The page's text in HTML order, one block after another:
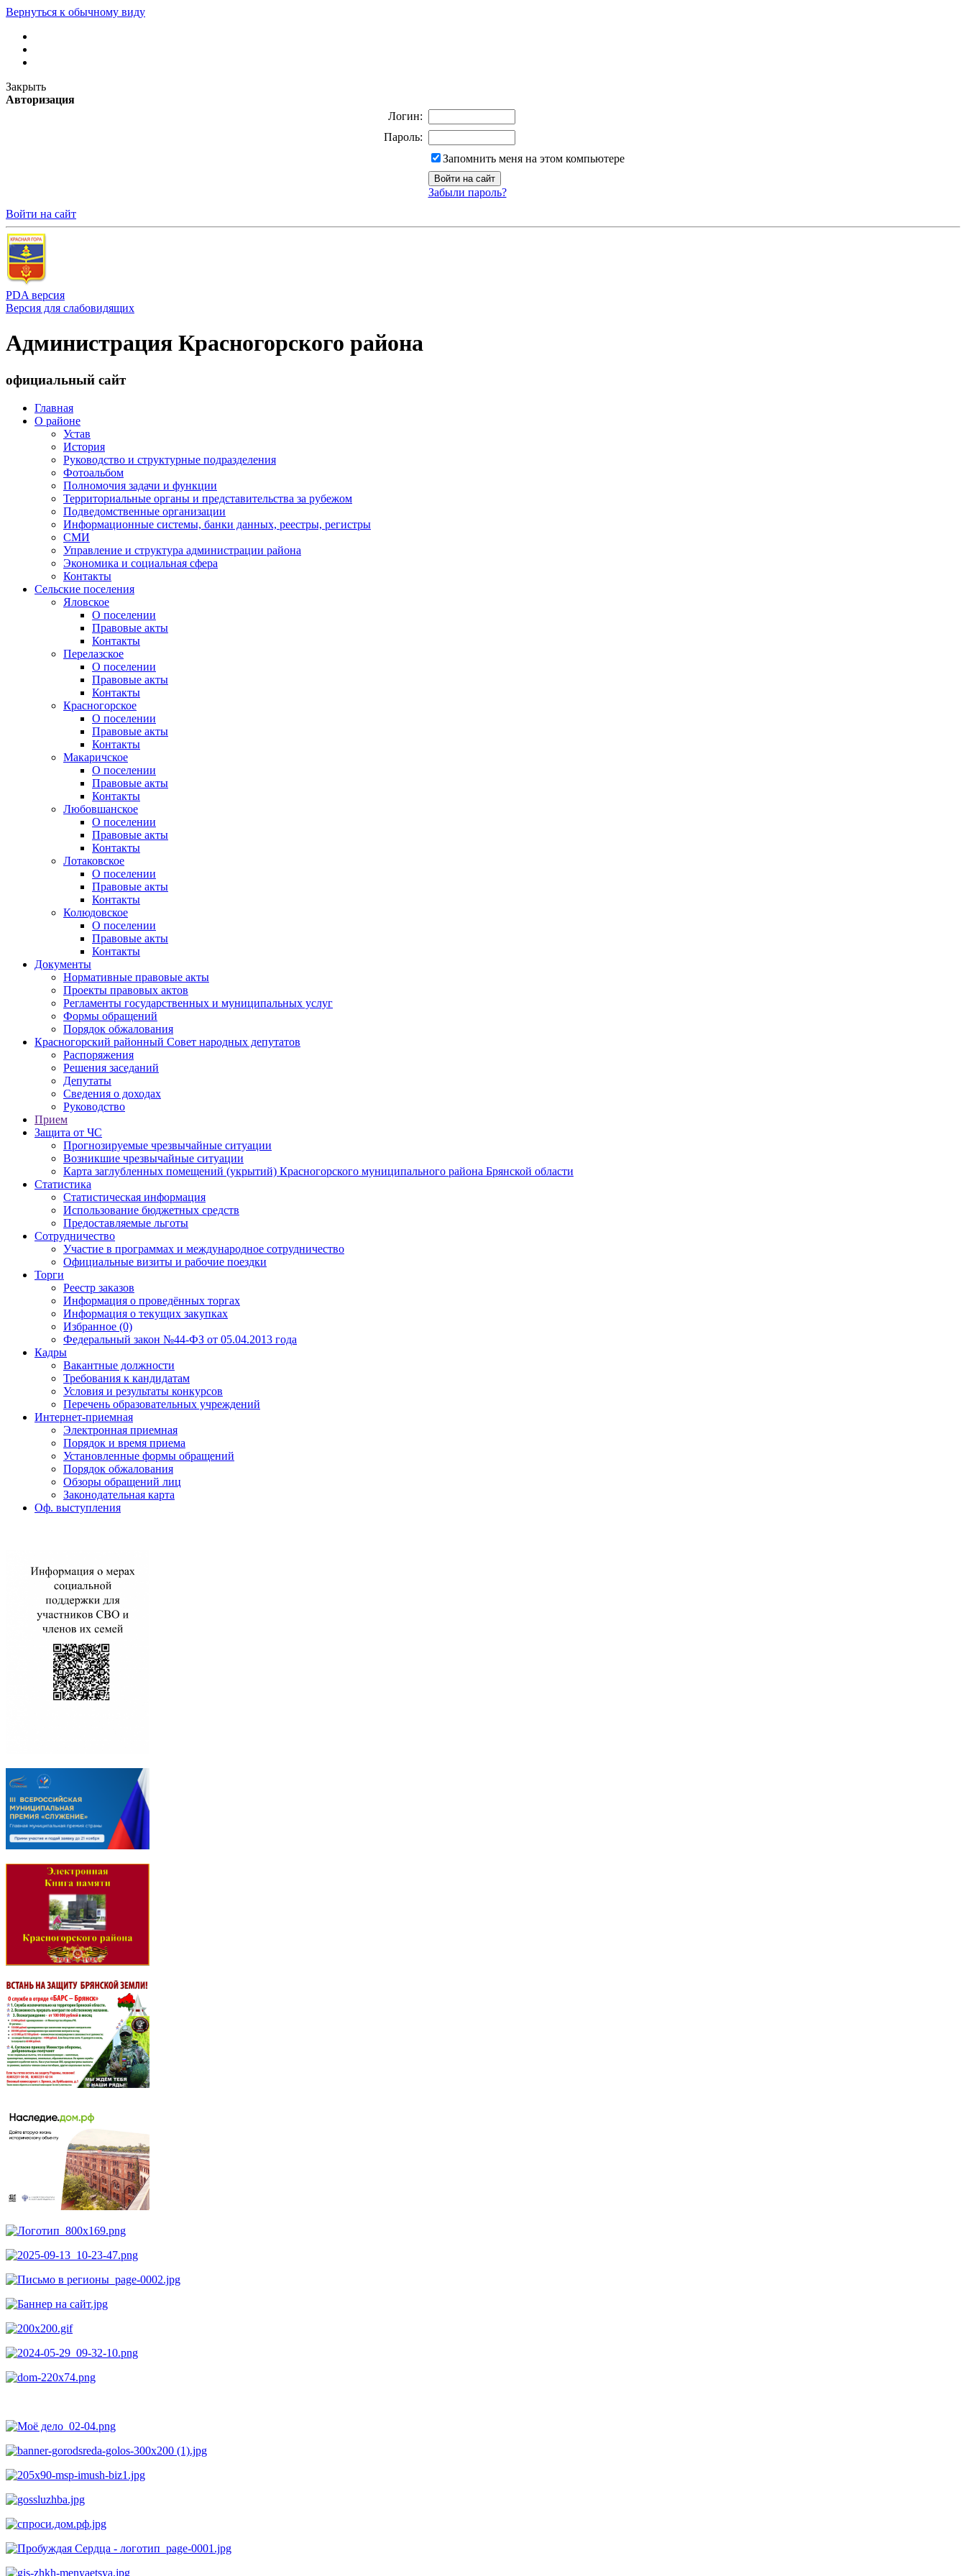
Вернуться к обычному виду
Закрыть
Авторизация
Логин:
Пароль:
Запомнить меня на этом компьютере
Забыли пароль?
Войти на сайт
PDA версия
Версия для слабовидящих
Администрация Красногорского района
официальный сайт
Главная
О районе
Устав
История
Руководство и структурные подразделения
Фотоальбом
Полномочия задачи и функции
Территориальные органы и представительства за рубежом
Подведомственные организации
Информационные системы, банки данных, реестры, регистры
СМИ
Управление и структура администрации района
Экономика и социальная сфера
Контакты
Сельские поселения
Яловское
О поселении
Правовые акты
Контакты
Перелазское
О поселении
Правовые акты
Контакты
Красногорское
О поселении
Правовые акты
Контакты
Макаричское
О поселении
Правовые акты
Контакты
Любовшанское
О поселении
Правовые акты
Контакты
Лотаковское
О поселении
Правовые акты
Контакты
Колюдовское
О поселении
Правовые акты
Контакты
Документы
Нормативные правовые акты
Проекты правовых актов
Регламенты государственных и муниципальных услуг
Формы обращений
Порядок обжалования
Красногорский районный Совет народных депутатов
Распоряжения
Решения заседаний
Депутаты
Сведения о доходах
Руководство
Прием
Защита от ЧС
Прогнозируемые чрезвычайные ситуации
Возникшие чрезвычайные ситуации
Карта заглубленных помещений (укрытий) Красногорского муниципального района Брянской области
Статистика
Статистическая информация
Использование бюджетных средств
Предоставляемые льготы
Сотрудничество
Участие в программах и международное сотрудничество
Официальные визиты и рабочие поездки
Торги
Реестр заказов
Информация о проведённых торгах
Информация о текущих закупках
Избранное (0)
Федеральный закон №44-ФЗ от 05.04.2013 года
Кадры
Вакантные должности
Требования к кандидатам
Условия и результаты конкурсов
Перечень образовательных учреждений
Интернет-приемная
Электронная приемная
Порядок и время приема
Установленные формы обращений
Порядок обжалования
Обзоры обращений лиц
Законодательная карта
Оф. выступления